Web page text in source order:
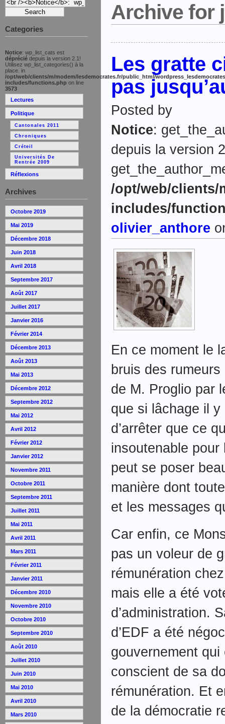
Categories
Notice: wp_list_cats est
déprécié depuis la version 2.1!
Utilisez wp_list_categories() à la
place. in
/opt/web/clients/m/modem/lesdemocrates.fr/public_html/
includes/functions.php on line
3573
Lectures
Politique
Cantonales 2011
Chroniques
Créteil
Universités De
Rentrée 2009
Réflexions
Archives
Octobre 2019
Mai 2019
Décembre 2018
Juin 2018
Avril 2018
Septembre 2017
Août 2017
Juillet 2017
Janvier 2016
Février 2014
Décembre 2013
Août 2013
Mai 2013
Décembre 2012
Septembre 2012
Mai 2012
Avril 2012
Février 2012
Janvier 2012
Novembre 2011
Octobre 2011
Septembre 2011
Juillet 2011
Mai 2011
Avril 2011
Mars 2011
Février 2011
Janvier 2011
Décembre 2010
Novembre 2010
Octobre 2010
Septembre 2010
Août 2010
Juillet 2010
Juin 2010
Mai 2010
Avril 2010
Mars 2010
Archive for
Les gratte
pas
Posted by
Notice:
depuis la version
/opt/web/clients/
includes/
olivier_anthore
En ce moment le
bruis des
de M. Proglio par
que si lâchage il y
d’arrêter que ce
insoutenable pour
peut se poser
manière dont
et les messages
Car enfin, ce
pas un voleur de
rémunération
mais elle a été
d’administration.
d’EDF a été
gouvernement
conscient de sa
rémunération. Et
de la démocratie